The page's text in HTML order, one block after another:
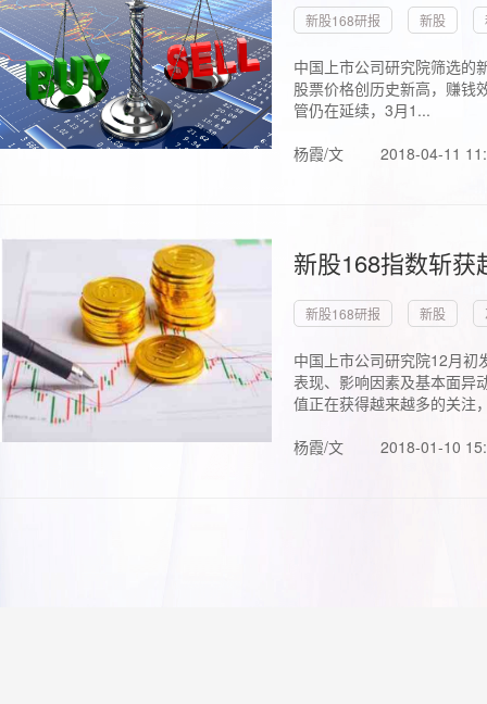
新股168研报 新股
中国上市公司研究院筛选的
股票价格创历史新高，赚钱
管仍在延续，3月1...
杨霞/文
2018-04-11
新股168指数斩
新股168研报 新股
中国上市公司研究院12月初
表现、影响因素及基本面异
值正在获得越来越多的关注
杨霞/文
2018-01-10